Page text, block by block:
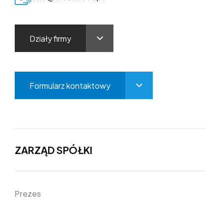
Działy firmy
Formularz kontaktowy
ZARZĄD SPÓŁKI
Prezes